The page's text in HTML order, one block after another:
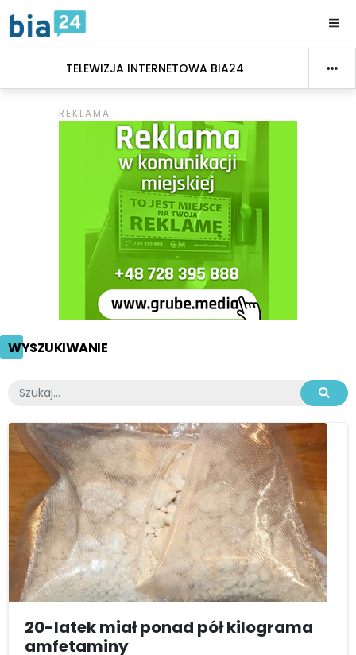
TELEWIZJA INTERNETOWA BIA24
WYSZUKIWANIE
20-latek miał ponad pół kilograma
amfetaminy